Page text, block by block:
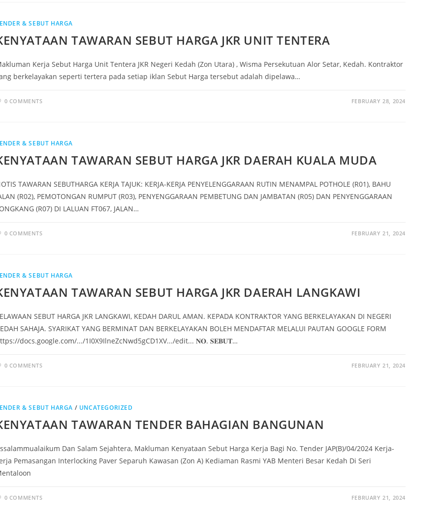
& SEBUT HARGA
TAWARAN SEBUT HARGA JKR UNIT TENTERA
Kerja Sebut Harga Unit Tentera JKR Negeri Kedah (Zon Utara) , Wisma Persekutuan Alor Setar, Kedah. Kontraktor
berkelayakan seperti tertera pada setiap iklan Sebut Harga tersebut adalah dipelawa…
0 COMMENTS FEBRUARY 28, 2024
& SEBUT HARGA
TAWARAN SEBUT HARGA JKR DAERAH KUALA MUDA
TAWARAN SEBUTHARGA KERJA TAJUK: KERJA-KERJA PENYELENGGARAAN RUTIN MENAMPAL POTHOLE (R01), BAHU
(R02), PEMOTONGAN RUMPUT (R03), PENYENGGARAAN PEMBETUNG DAN JAMBATAN (R05) DAN PENYENGGARAAN
(R07) DI LALUAN FT067, JALAN…
0 COMMENTS FEBRUARY 21, 2024
& SEBUT HARGA
TAWARAN SEBUT HARGA JKR DAERAH LANGKAWI
SEBUT HARGA JKR LANGKAWI, KEDAH DARUL AMAN. KEPADA KONTRAKTOR YANG BERKELAYAKAN DI NEGERI
SAHAJA. SYARIKAT YANG BERMINAT DAN BERKELAYAKAN BOLEH MENDAFTAR MELALUI PAUTAN GOOGLE FORM
docs.google.com/.../1I0X9IlneZcNwd5gCD1XV.../edit... 𝐍𝐎. 𝐒𝐄𝐁𝐔𝐓…
0 COMMENTS FEBRUARY 21, 2024
& SEBUT HARGA / UNCATEGORIZED
TAWARAN TENDER BAHAGIAN BANGUNAN
Dan Salam Sejahtera, Makluman Kenyataan Sebut Harga Kerja Bagi No. Tender JAP(B)/04/2024 Kerja-
Pemasangan Interlocking Paver Separuh Kawasan (Zon A) Kediaman Rasmi YAB Menteri Besar Kedah Di Seri
0 COMMENTS FEBRUARY 21, 2024